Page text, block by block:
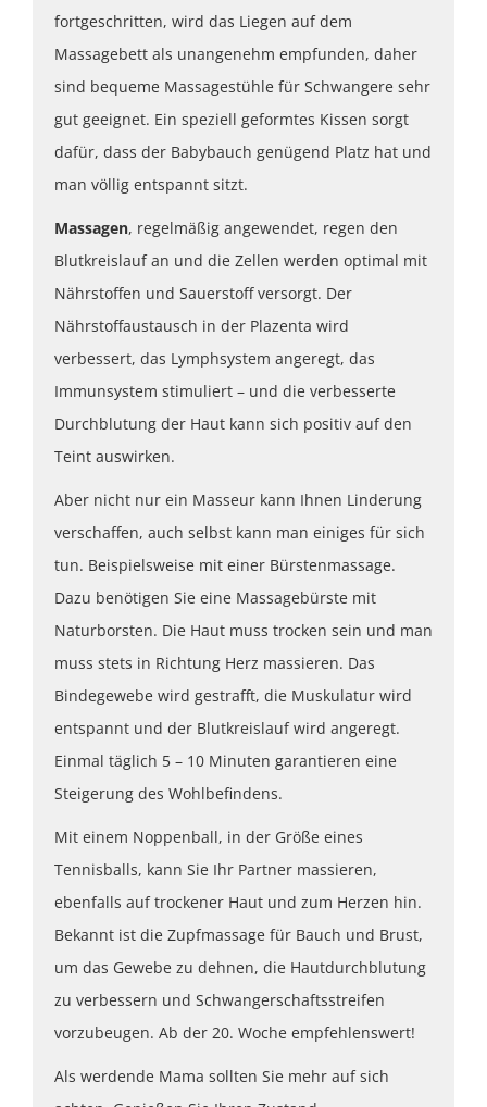
fortgeschritten, wird das Liegen auf dem
Massagebett als unangenehm empfunden, daher
sind bequeme Massagestühle für Schwangere sehr
gut geeignet. Ein speziell geformtes Kissen sorgt
dafür, dass der Babybauch genügend Platz hat und
man völlig entspannt sitzt.
Massagen, regelmäßig angewendet, regen den
Blutkreislauf an und die Zellen werden optimal mit
Nährstoffen und Sauerstoff versorgt. Der
Nährstoffaustausch in der Plazenta wird
verbessert, das Lymphsystem angeregt, das
Immunsystem stimuliert – und die verbesserte
Durchblutung der Haut kann sich positiv auf den
Teint auswirken.
Aber nicht nur ein Masseur kann Ihnen Linderung
verschaffen, auch selbst kann man einiges für sich
tun. Beispielsweise mit einer Bürstenmassage.
Dazu benötigen Sie eine Massagebürste mit
Naturborsten. Die Haut muss trocken sein und man
muss stets in Richtung Herz massieren. Das
Bindegewebe wird gestrafft, die Muskulatur wird
entspannt und der Blutkreislauf wird angeregt.
Einmal täglich 5 – 10 Minuten garantieren eine
Steigerung des Wohlbefindens.
Mit einem Noppenball, in der Größe eines
Tennisballs, kann Sie Ihr Partner massieren,
ebenfalls auf trockener Haut und zum Herzen hin.
Bekannt ist die Zupfmassage für Bauch und Brust,
um das Gewebe zu dehnen, die Hautdurchblutung
zu verbessern und Schwangerschaftsstreifen
vorzubeugen. Ab der 20. Woche empfehlenswert!
Als werdende Mama sollten Sie mehr auf sich